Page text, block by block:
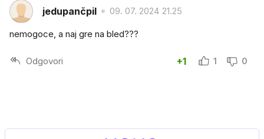
jedupančpil 09. 07. 2024 21.25
nemogoce, a naj gre na bled???
Odgovori +1 1 0